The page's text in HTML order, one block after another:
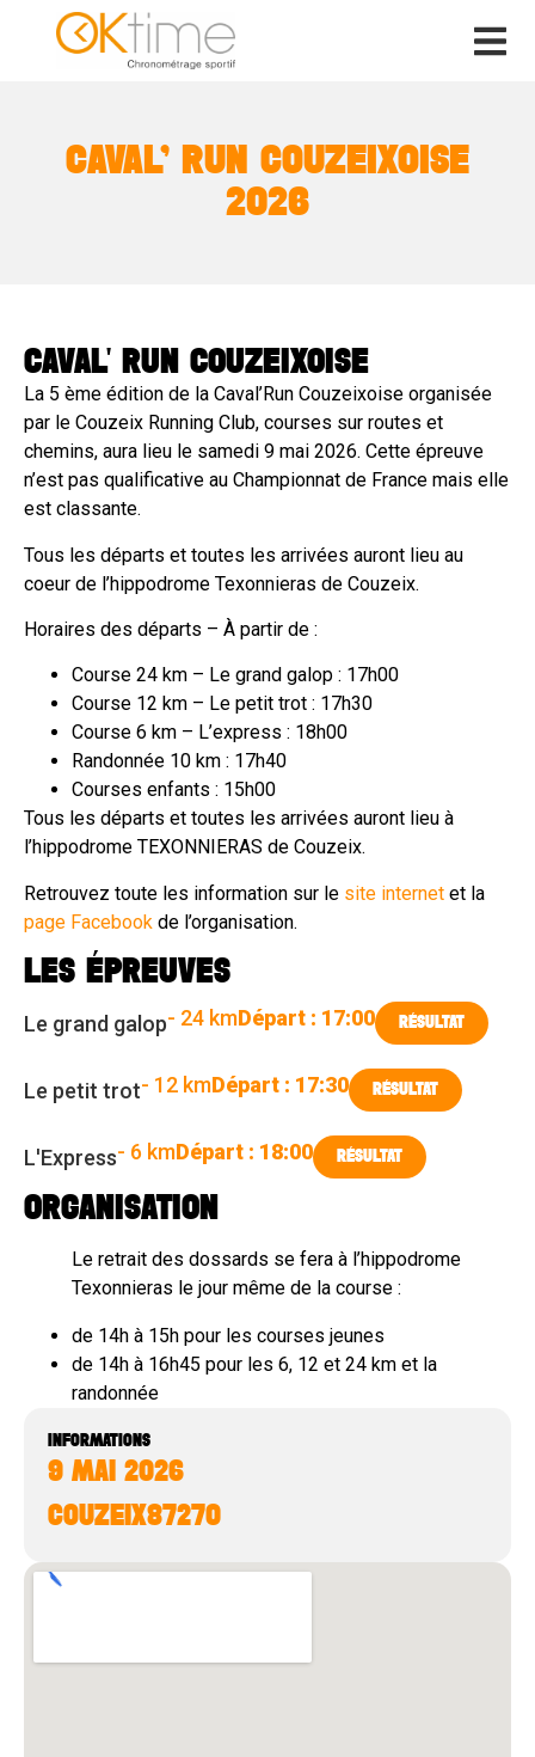
CAVAL’ RUN COUZEIXOISE
2026
CAVAL' RUN COUZEIXOISE
La 5 ème édition de la Caval’Run Couzeixoise organisée
par le Couzeix Running Club, courses sur routes et
chemins, aura lieu le samedi 9 mai 2026. Cette épreuve
n’est pas qualificative au Championnat de France mais elle
est classante.
Tous les départs et toutes les arrivées auront lieu au
coeur de l’hippodrome Texonnieras de Couzeix.
Horaires des départs – À partir de :
Course 24 km – Le grand galop : 17h00
Course 12 km – Le petit trot : 17h30
Course 6 km – L’express : 18h00
Randonnée 10 km : 17h40
Courses enfants : 15h00
Tous les départs et toutes les arrivées auront lieu à
l’hippodrome TEXONNIERAS de Couzeix.
Retrouvez toute les information sur le site internet et la
page Facebook de l’organisation.
LES ÉPREUVES
Le grand galop- 24 kmDépart : 17:00 RÉSULTAT
Le petit trot- 12 kmDépart : 17:30 RÉSULTAT
L'Express- 6 kmDépart : 18:00 RÉSULTAT
ORGANISATION
Le retrait des dossards se fera à l’hippodrome
Texonnieras le jour même de la course :
de 14h à 15h pour les courses jeunes
de 14h à 16h45 pour les 6, 12 et 24 km et la
randonnée
INFORMATIONS
9 MAI 2026
COUZEIX87270